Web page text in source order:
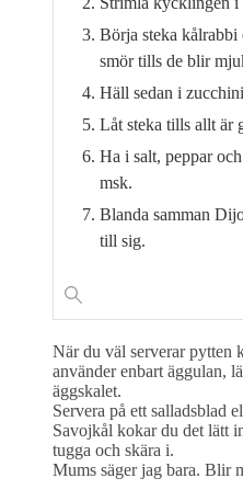
Börja steka
smör tills de blir
Häll sedan i
Låt steka tills allt är
Ha i salt, peppar
msk.
Blanda samman
till sig.
När du väl serverar pytten
använder enbart äggulan,
äggskalet.
Servera på ett salladsblad
Savojkål kokar du det lätt
tugga och skära i.
Mums säger jag bara. Blir